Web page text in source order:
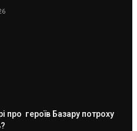
про героїв Базару потроху